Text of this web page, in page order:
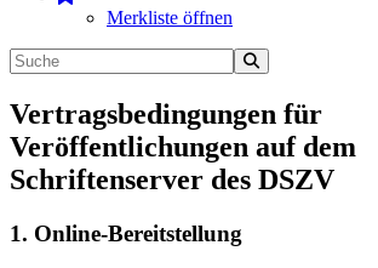
Merkliste öffnen
Vertragsbedingungen für
Veröffentlichungen auf dem
Schriftenserver des DSZV
1. Online-Bereitstellung